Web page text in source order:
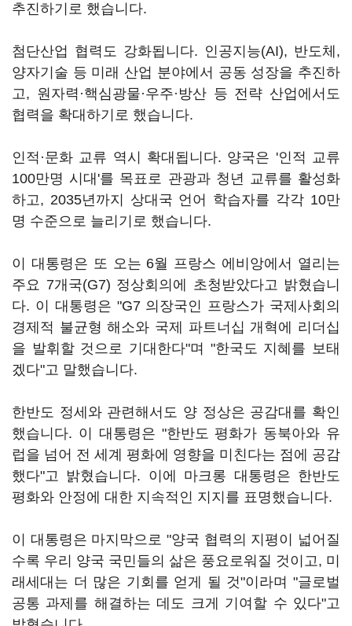
추진하기로 했습니다.
첨단산업 협력도 강화됩니다. 인공지능(AI), 반도체,
양자기술 등 미래 산업 분야에서 공동 성장을 추진하
고, 원자력·핵심광물·우주·방산 등 전략 산업에서도
협력을 확대하기로 했습니다.
인적·문화 교류 역시 확대됩니다. 양국은 '인적 교류
100만명 시대'를 목표로 관광과 청년 교류를 활성화
하고, 2035년까지 상대국 언어 학습자를 각각 10만
명 수준으로 늘리기로 했습니다.
이 대통령은 또 오는 6월 프랑스 에비앙에서 열리는
주요 7개국(G7) 정상회의에 초청받았다고 밝혔습니
다. 이 대통령은 "G7 의장국인 프랑스가 국제사회의
경제적 불균형 해소와 국제 파트너십 개혁에 리더십
을 발휘할 것으로 기대한다"며 "한국도 지혜를 보태
겠다"고 말했습니다.
한반도 정세와 관련해서도 양 정상은 공감대를 확인
했습니다. 이 대통령은 "한반도 평화가 동북아와 유
럽을 넘어 전 세계 평화에 영향을 미친다는 점에 공감
했다"고 밝혔습니다. 이에 마크롱 대통령은 한반도
평화와 안정에 대한 지속적인 지지를 표명했습니다.
이 대통령은 마지막으로 "양국 협력의 지평이 넓어질
수록 우리 양국 국민들의 삶은 풍요로워질 것이고, 미
래세대는 더 많은 기회를 얻게 될 것"이라며 "글로벌
공통 과제를 해결하는 데도 크게 기여할 수 있다"고